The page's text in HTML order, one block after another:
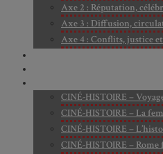
Axe 2 : Réputation,
Axe 3 : Diffusion,
Axe 4 : Conflits, justice
CINÉ-HISTOIRE –
CINÉ-HISTOIRE – La
CINÉ-HISTOIRE –
CINÉ-HISTOIRE – Rome